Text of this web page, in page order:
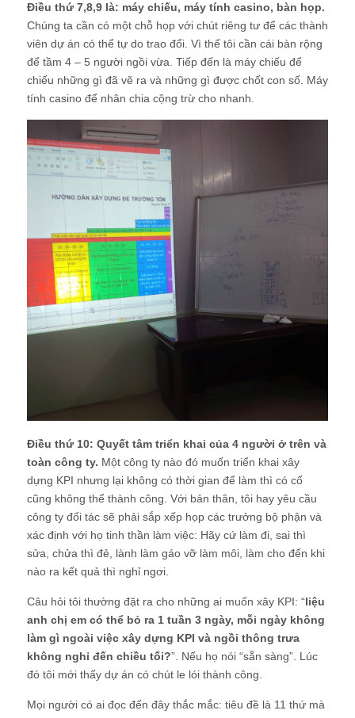
Điều thứ 7,8,9 là: máy chiếu, máy tính casino, bàn họp.
Chúng ta cần có một chỗ họp với chút riêng tư để các thành
viên dự án có thể tự do trao đổi. Vì thế tôi cần cái bàn rộng
để tầm 4 – 5 người ngồi vừa. Tiếp đến là máy chiếu để
chiếu những gì đã vẽ ra và những gì được chốt con số. Máy
tính casino để nhân chia cộng trừ cho nhanh.
Điều thứ 10: Quyết tâm triển khai của 4 người ở trên và
toàn công ty. Một công ty nào đó muốn triển khai xây
dựng KPI nhưng lại không có thời gian để làm thì có cố
cũng không thể thành công. Với bản thân, tôi hay yêu cầu
công ty đối tác sẽ phải sắp xếp họp các trưởng bộ phận và
xác định với họ tinh thần làm việc: Hãy cứ làm đi, sai thì
sửa, chửa thì đẻ, lành làm gáo vỡ làm môi, làm cho đến khi
nào ra kết quả thì nghỉ ngơi.
Câu hỏi tôi thường đặt ra cho những ai muốn xây KPI: “liệu
anh chị em có thể bỏ ra 1 tuần 3 ngày, mỗi ngày không
làm gì ngoài việc xây dựng KPI và ngồi thông trưa
không nghỉ đến chiều tối?”. Nếu họ nói “sẵn sàng”. Lúc
đó tôi mới thấy dự án có chút le lói thành công.
Mọi người có ai đọc đến đây thắc mắc: tiêu đề là 11 thứ mà